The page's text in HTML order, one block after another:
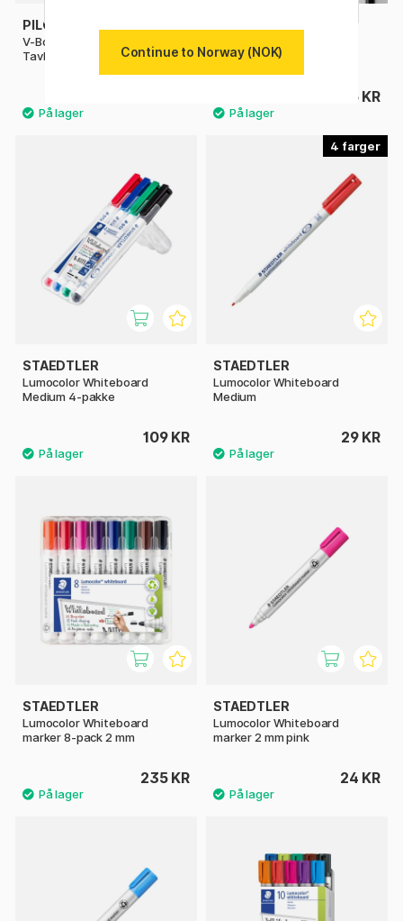
PILOT
V-Board Master S Magnet +
Tavleviskelær
(Pens+Holder+Eraser)
495 KR
STAEDTLER
Lumocolor Whiteboard
Medium 4-pakke
109 KR
4
STAEDTLER
Lumocolor Whiteboard
Medium
29 KR
STAEDTLER
Lumocolor Whiteboard
marker 8-pack 2 mm
235 KR
STAEDTLER
Lumocolor Whiteboard
marker 2 mm pink
24 KR
Continue to Norway (NOK)